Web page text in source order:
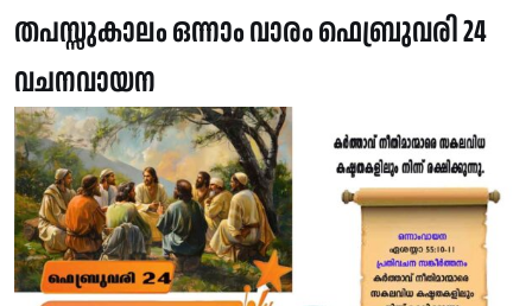
തപസ്സുകാലം ഒന്നാം വാരം ഫെബ്രുവരി 24
വചനവായന